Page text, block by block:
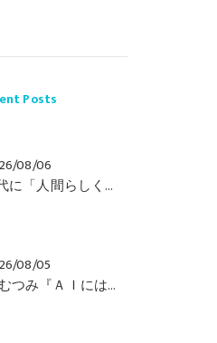
Posts
08/06
AI時代に「人間らしく働く」には？ 〜山口周さんのインタビュー記事、動画より〜
08/05
今井むつみ『ＡＩにはない思考力の身につけ方 ことばの学びはなぜ大切なのか？』